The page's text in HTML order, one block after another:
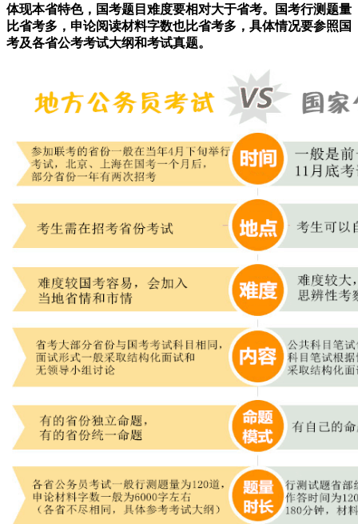
体现本省特色，国考题目难度要相对大于省考。国考行测题量
比省考多，申论阅读材料字数也比省考多，具体情况要参照国
考及各省公考考试大纲和考试真题。